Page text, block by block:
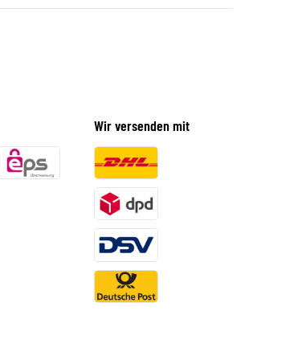
Wir versenden mit